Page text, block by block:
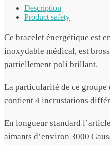
Description
Product safety
Ce bracelet énergétique est
inoxydable médical, est
partiellement poli brillant.
La particularité de ce groupe
contient 4 incrustations
En longueur standard
aimants d’environ 3000